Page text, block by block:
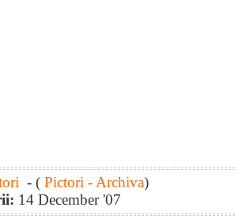
- ( Pictori - Archiva)
14 December '07